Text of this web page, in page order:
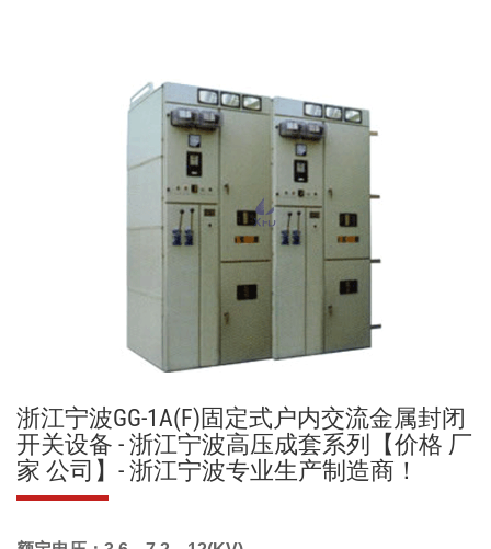
浙江宁波GG-1A(F)固定式户内交流金属封闭
开关设备 - 浙江宁波高压成套系列【价格 厂
家 公司】- 浙江宁波专业生产制造商！